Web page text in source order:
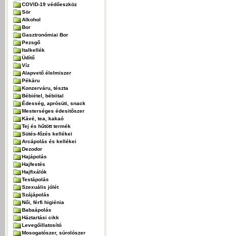
COVID-19 védőeszköz
Sör
Alkohol
Bor
Gasztronómiai Bor
Pezsgő
Italkellék
Üdítő
Víz
Alapvető élelmiszer
Pékáru
Konzerváru, tészta
Bébiétel, bébiital
Édesség, aprósüti, snack
Mesterséges édesitőszer
Kávé, tea, kakaó
Tej és hűtött termék
Sütés-főzés kellékei
Arcápolás és kellékei
Dezodor
Hajápolás
Hajfestés
Hajfixálók
Testápolás
Szexuális jólét
Szájápolás
Női, férfi higiénia
Babaápolás
Háztartási cikk
Levegőillatosító
Mosogatószer, súrolószer